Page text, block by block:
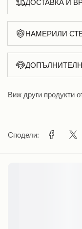
ДОСТАВКА И
НАМЕРИЛИ
Виж други продукти
Сподели: